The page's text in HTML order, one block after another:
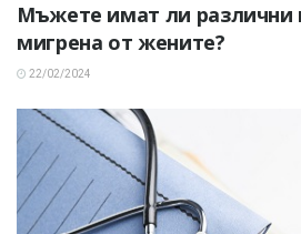
Мъжете имат ли различни
мигрена от жените?
22/02/2024